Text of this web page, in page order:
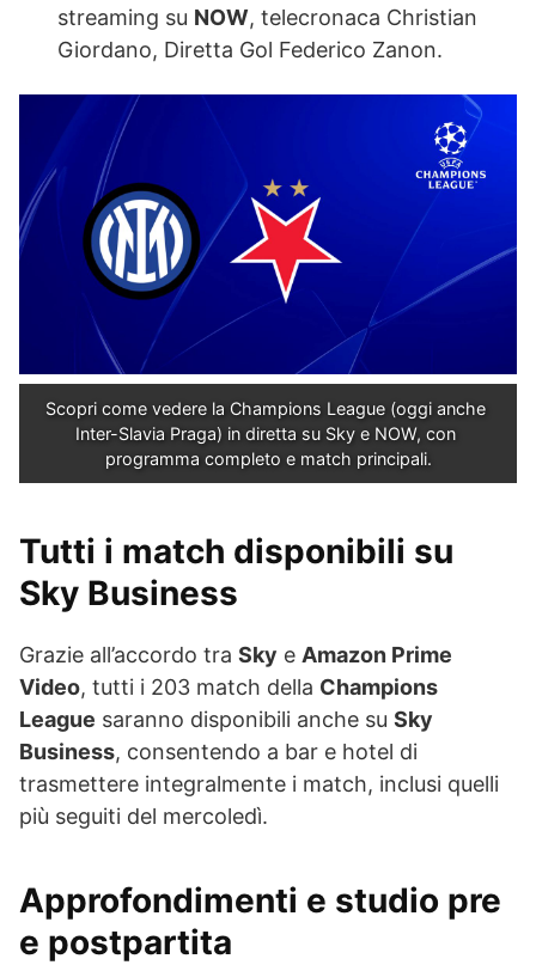
streaming su NOW, telecronaca Christian
Giordano, Diretta Gol Federico Zanon.
Scopri come vedere la Champions League (oggi anche
Inter-Slavia Praga) in diretta su Sky e NOW, con
programma completo e match principali.
Tutti i match disponibili su
Sky Business
Grazie all’accordo tra Sky e Amazon Prime
Video, tutti i 203 match della Champions
League saranno disponibili anche su Sky
Business, consentendo a bar e hotel di
trasmettere integralmente i match, inclusi quelli
più seguiti del mercoledì.
Approfondimenti e studio pre
e postpartita